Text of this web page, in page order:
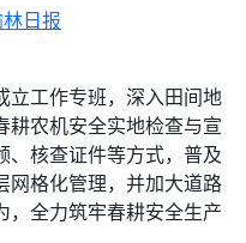
日报
立工作专班，深入田间地
耕农机安全实地检查与宣
、核查证件等方式，普及
网格化管理，并加大道路
，全力筑牢春耕安全生产